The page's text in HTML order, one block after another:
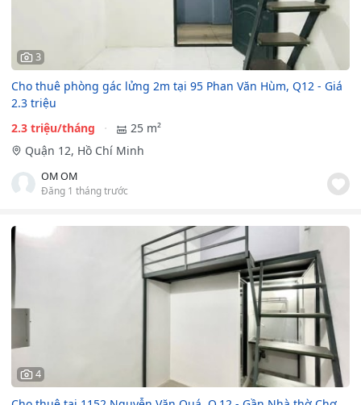
3
Cho thuê phòng gác lửng 2m tại 95 Phan Văn Hùm, Q12 - Giá
2.3 triệu
2.3 triệu/tháng
25 m²
Quận 12, Hồ Chí Minh
OM OM
Đăng 1 tháng trước
4